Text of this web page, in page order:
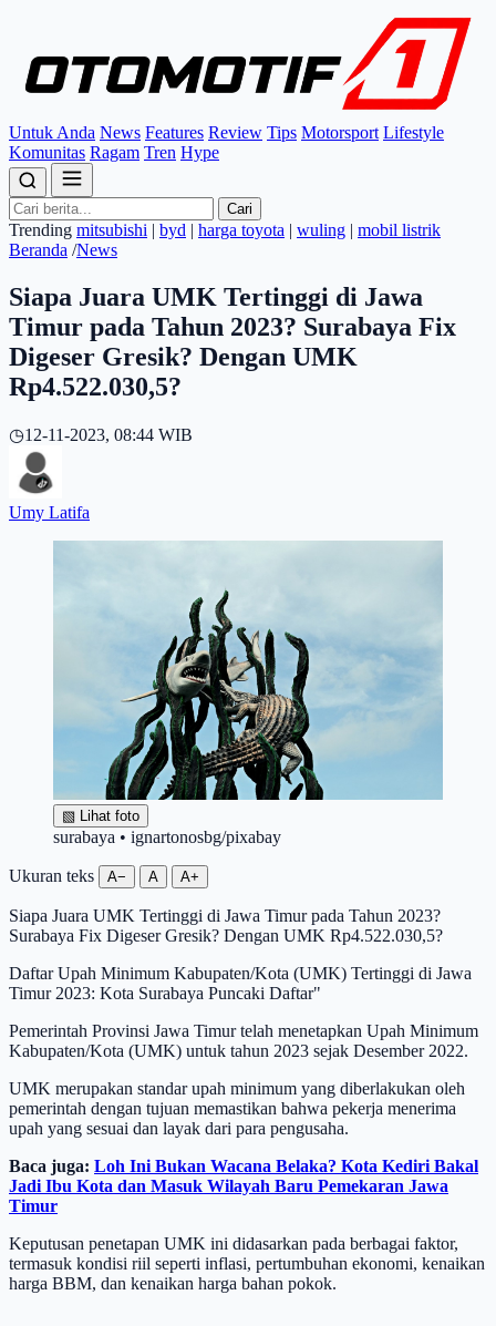
Untuk Anda News Features Review Tips Motorsport Lifestyle
Komunitas Ragam Tren Hype
Cari
Trending mitsubishi | byd | harga toyota | wuling | mobil listrik
Beranda /News
Siapa Juara UMK Tertinggi di Jawa
Timur pada Tahun 2023? Surabaya Fix
Digeser Gresik? Dengan UMK
Rp4.522.030,5?
◷12-11-2023, 08:44 WIB
Umy Latifa
▧ Lihat foto
surabaya • ignartonosbg/pixabay
Ukuran teks A− A A+
Siapa Juara UMK Tertinggi di Jawa Timur pada Tahun 2023?
Surabaya Fix Digeser Gresik? Dengan UMK Rp4.522.030,5?
Daftar Upah Minimum Kabupaten/Kota (UMK) Tertinggi di Jawa
Timur 2023: Kota Surabaya Puncaki Daftar"
Pemerintah Provinsi Jawa Timur telah menetapkan Upah Minimum
Kabupaten/Kota (UMK) untuk tahun 2023 sejak Desember 2022.
UMK merupakan standar upah minimum yang diberlakukan oleh
pemerintah dengan tujuan memastikan bahwa pekerja menerima
upah yang sesuai dan layak dari para pengusaha.
Baca juga: Loh Ini Bukan Wacana Belaka? Kota Kediri Bakal
Jadi Ibu Kota dan Masuk Wilayah Baru Pemekaran Jawa
Timur
Keputusan penetapan UMK ini didasarkan pada berbagai faktor,
termasuk kondisi riil seperti inflasi, pertumbuhan ekonomi, kenaikan
harga BBM, dan kenaikan harga bahan pokok.